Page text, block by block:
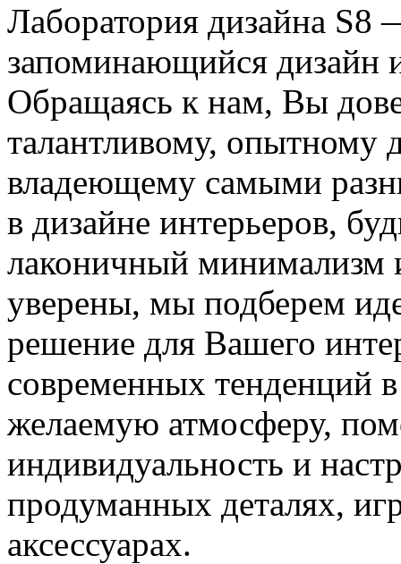
Лаборатория дизайна
запоминающийся дизайн
Обращаясь к нам, Вы
талантливому, опытному
владеющему самыми
в дизайне интерьеров,
лаконичный минимализм
уверены, мы подберем
решение для Вашего
современных тенденций
желаемую атмосферу,
индивидуальность и
продуманных деталях,
аксессуарах.